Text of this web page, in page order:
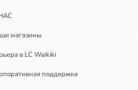
магазины
в LC Waikiki
поддержка